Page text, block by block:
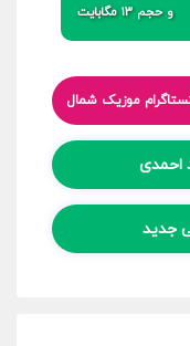
و حجم 13 مگابایت
موزیک شمال
احمدی
جدید